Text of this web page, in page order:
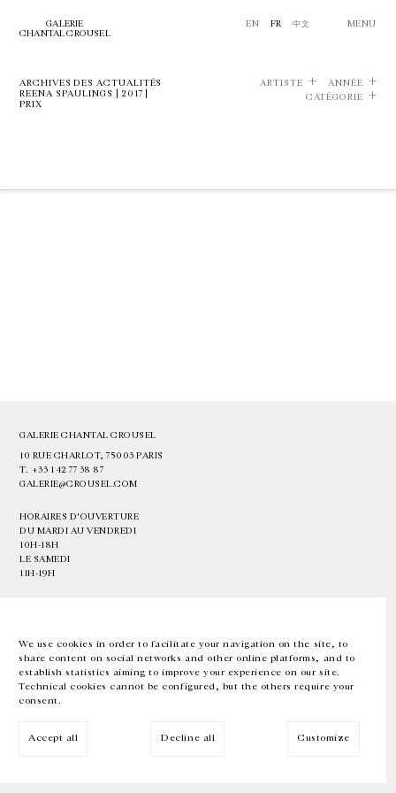
We use cookies in order to facilitate your navigation on the site, to
share content on social networks and other online platforms, and to
establish statistics aiming to improve your experience on our site.
Technical cookies cannot be configured, but the others require your
consent.
Accept all Decline all Customize
GALERIE
CHANTAL CROUSEL
EN FR 中文 MENU
ARCHIVES DES ACTUALITÉS
REENA SPAULINGS | 2017 |
PRIX
ARTISTE
ANNÉE
CATÉGORIE
GALERIE CHANTAL CROUSEL
10 RUE CHARLOT, 75003 PARIS
T. +33 1 42 77 38 87
GALERIE@CROUSEL.COM
HORAIRES D'OUVERTURE
DU MARDI AU VENDREDI
10H-18H
LE SAMEDI
11H-19H
EN FR 中文 Facebook Instagram
Inscrivez-vous à notre newsletter